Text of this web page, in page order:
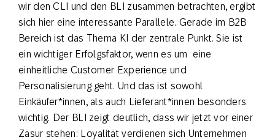
wir den CLI und den BLI zusammen betrachten, ergibt
sich hier eine interessante Parallele. Gerade im B2B
Bereich ist das Thema KI der zentrale Punkt. Sie ist
ein wichtiger Erfolgsfaktor, wenn es um eine
einheitliche Customer Experience und
Personalisierung geht. Und das ist sowohl
Einkäufer*innen, als auch Lieferant*innen besonders
wichtig. Der BLI zeigt deutlich, dass wir jetzt vor einer
Zäsur stehen: Loyalität verdienen sich Unternehmen